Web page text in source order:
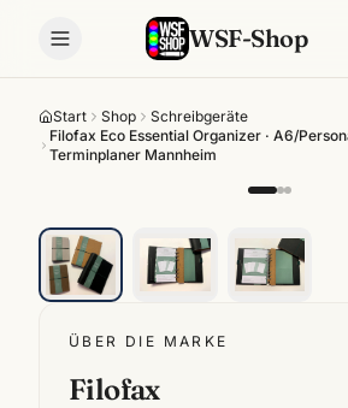
WSF-Shop
Start Shop
Schreibgeräte
Filofax Eco Essential Organizer · A6/
Terminplaner Mannheim
ÜBER DIE MARKE
Filofax